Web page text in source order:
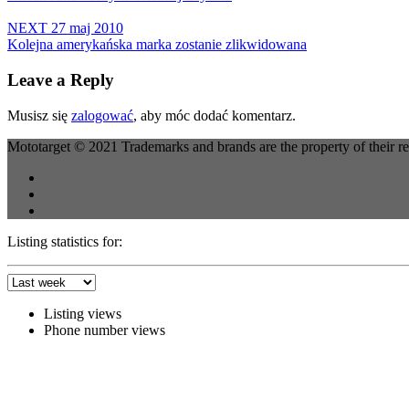
NEXT 27 maj 2010
Kolejna amerykańska marka zostanie zlikwidowana
Leave a Reply
Musisz się zalogować, aby móc dodać komentarz.
Mototarget © 2021 Trademarks and brands are the property of their
Listing statistics for:
Listing views
Phone number views